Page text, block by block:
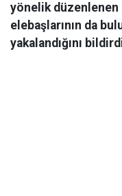
yönelik
elebaşlarının da
yakalandığını